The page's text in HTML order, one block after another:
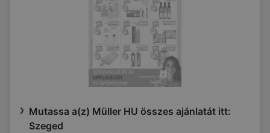
Mutassa a(z) Müller HU összes ajánlatát itt:
Szeged